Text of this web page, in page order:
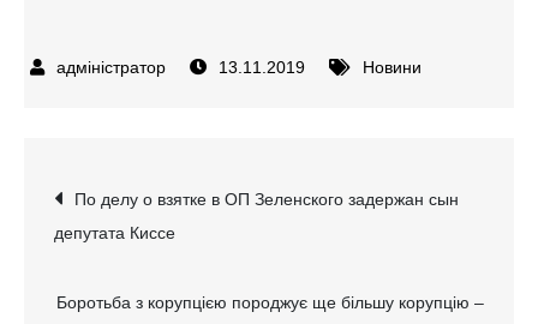
13.11.2019 Новини
Навігація
записів
По делу о взятке в ОП Зеленского задержан сын
депутата Киссе
Боротьба з корупцією породжує ще більшу корупцію –